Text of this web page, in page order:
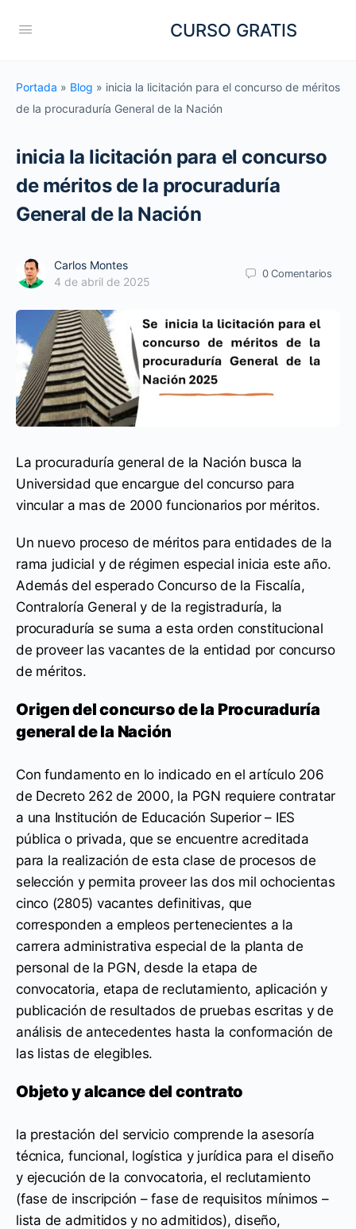
CURSO GRATIS
Portada » Blog » inicia la licitación para el concurso de méritos
de la procuraduría General de la Nación
inicia la licitación para el concurso
de méritos de la procuraduría
General de la Nación
Carlos Montes
4 de abril de 2025
0Comentarios
La procuraduría general de la Nación busca la
Universidad que encargue del concurso para
vincular a mas de 2000 funcionarios por méritos.
Un nuevo proceso de méritos para entidades de la
rama judicial y de régimen especial inicia este año.
Además del esperado Concurso de la Fiscalía,
Contraloría General y de la registraduría, la
procuraduría se suma a esta orden constitucional
de proveer las vacantes de la entidad por concurso
de méritos.
Origen del concurso de la Procuraduría
general de la Nación
Con fundamento en lo indicado en el artículo 206
de Decreto 262 de 2000, la PGN requiere contratar
a una Institución de Educación Superior – IES
pública o privada, que se encuentre acreditada
para la realización de esta clase de procesos de
selección y permita proveer las dos mil ochocientas
cinco (2805) vacantes definitivas, que
corresponden a empleos pertenecientes a la
carrera administrativa especial de la planta de
personal de la PGN, desde la etapa de
convocatoria, etapa de reclutamiento, aplicación y
publicación de resultados de pruebas escritas y de
análisis de antecedentes hasta la conformación de
las listas de elegibles.
Objeto y alcance del contrato
la prestación del servicio comprende la asesoría
técnica, funcional, logística y jurídica para el diseño
y ejecución de la convocatoria, el reclutamiento
(fase de inscripción – fase de requisitos mínimos –
lista de admitidos y no admitidos), diseño,